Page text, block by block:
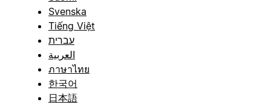
Svenska
Tiếng Việt
עברית
العربية
ภาษาไทย
한국어
日本語